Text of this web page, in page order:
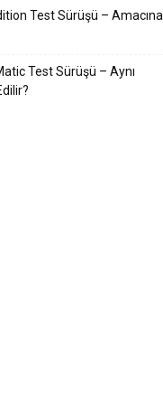
Test Sürüşü – Amacına
Test Sürüşü – Aynı